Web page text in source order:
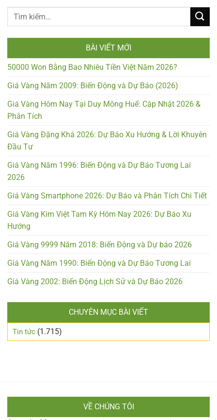
BÀI VIẾT MỚI
50000 Won Bằng Bao Nhiêu Tiền Việt Năm 2026?
Giá Vàng Năm 2009: Biến Động và Dự Báo (2026)
Giá Vàng Hôm Nay Tại Duy Mông Huế: Cập Nhật 2026 &
Phân Tích
Giá Vàng Đặng Khá 2026: Dự Báo Xu Hướng & Lời Khuyên
Đầu Tư
Giá Vàng Năm 1996: Biến Động và Dự Báo Tương Lai
2026
Giá Vàng Smartphone 2026: Dự Báo và Phân Tích Chi Tiết
Giá Vàng Kim Việt Tam Kỳ Hôm Nay 2026: Dự Báo Xu
Hướng
Giá Vàng 9999 Năm 2018: Biến Động và Dự báo 2026
Giá Vàng Năm 1990: Biến Động và Dự Báo Tương Lai
Giá Vàng 2002: Biến Động Lịch Sử và Dự Báo 2026
CHUYÊN MỤC BÀI VIẾT
Tin tức (1.715)
VỀ CHÚNG TÔI